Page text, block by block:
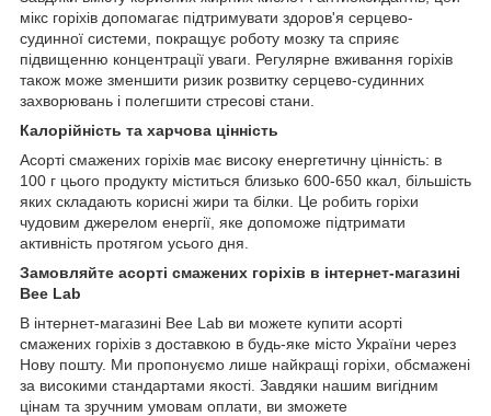
мікс горіхів допомагає підтримувати здоров'я серцево-
судинної системи, покращує роботу мозку та сприяє
підвищенню концентрації уваги. Регулярне вживання горіхів
також може зменшити ризик розвитку серцево-судинних
захворювань і полегшити стресові стани.
Калорійність та харчова цінність
Асорті смажених горіхів має високу енергетичну цінність: в
100 г цього продукту міститься близько 600-650 ккал, більшість
яких складають корисні жири та білки. Це робить горіхи
чудовим джерелом енергії, яке допоможе підтримати
активність протягом усього дня.
Замовляйте асорті смажених горіхів в інтернет-магазині
Bee Lab
В інтернет-магазині Bee Lab ви можете купити асорті
смажених горіхів з доставкою в будь-яке місто України через
Нову пошту. Ми пропонуємо лише найкращі горіхи, обсмажені
за високими стандартами якості. Завдяки нашим вигідним
цінам та зручним умовам оплати, ви зможете